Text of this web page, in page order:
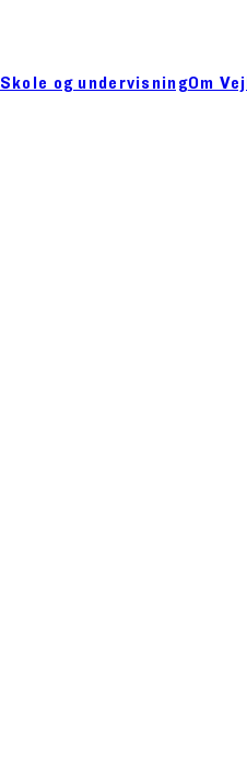
Skole og undervisningOm